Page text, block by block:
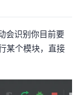
会识别你目前要
某个模块，直接